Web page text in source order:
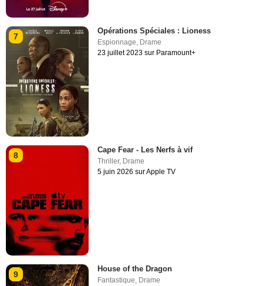
7
Opérations Spéciales : Lioness
Espionnage Drame
23 juillet 2023 sur Paramount+
8
Cape Fear - Les Nerfs à vif
Thriller, Drame
5 juin 2026 sur Apple TV
9
House of the Dragon
Fantastique, Drame